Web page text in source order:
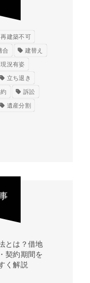
再建築不可
合
建替え
現況有姿
立ち退き
訴訟
遺産分割
とは？借地
契約期間を
く解説